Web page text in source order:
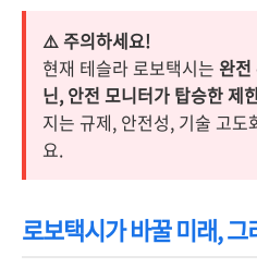
⚠️ 주의하세요!
현재 테슬라 로보택시는 완전
닌, 안전 모니터가 탑승한 제
지는 규제, 안전성, 기술 고
요.
로보택시가 바꿀 미래,